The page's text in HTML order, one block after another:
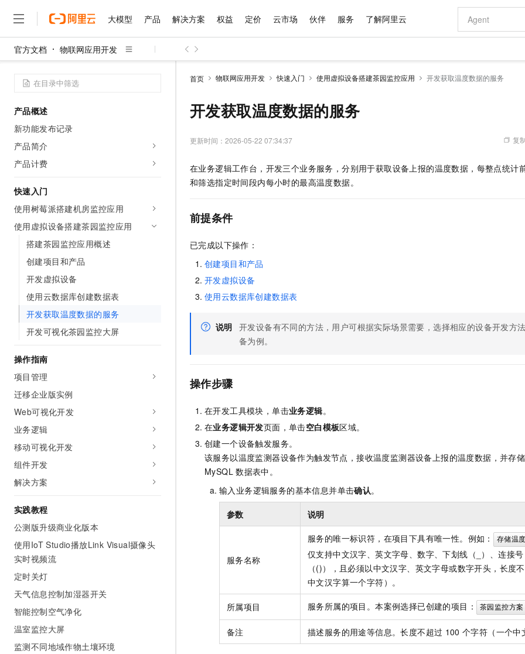
大模型 产品 解决方案 权益 定价 云市场 伙伴 服务 了解阿里云
官方文档 物联网应用开发
产品概述
新功能发布记录
产品简介
产品计费
快速入门
使用树莓派搭建机房监控应用
使用虚拟设备搭建茶园监控应用
搭建茶园监控应用概述
创建项目和产品
开发虚拟设备
使用云数据库创建数据表
开发获取温度数据的服务
开发可视化茶园监控大屏
操作指南
项目管理
迁移企业版实例
Web可视化开发
业务逻辑
移动可视化开发
组件开发
解决方案
实践教程
公测版升级商业化版本
使用IoT Studio播放Link Visual摄像头
实时视频流
定时关灯
天气信息控制加湿器开关
智能控制空气净化
温室监控大屏
监测不同地域作物土壤环境
首页 物联网应用开发 快速入门 使用虚拟设备搭建茶园监控应用 开发获取温度数据的服务
开发获取温度数据的服务
更新时间： 2026-05-22 07:34:37 复
在业务逻辑工作台，开发三个业务服务，分别用于获取设备上报的温度数据，每整点统计
和筛选指定时间段内每小时的最高温度数据。
前提条件
已完成以下操作：
创建项目和产品
开发虚拟设备
使用云数据库创建数据表
说明 开发设备有不同的方法，用户可根据实际场景需要，选择相应的设备开发方
备为例。
操作步骤
在开发工具模块，单击业务逻辑。
在业务逻辑开发页面，单击空白模板区域。
创建一个设备触发服务。
该服务以温度监测器设备作为触发节点，接收温度监测器设备上报的温度数据，并存
MySQL 数据表中。
输入业务逻辑服务的基本信息并单击确认。
参数 说明
服务名称
服务的唯一标识符，在项目下具有唯一性。例如： 存储温
仅支持中文汉字、英文字母、数字、下划线（_）、连接
（()），且必须以中文汉字、英文字母或数字开头，长度
中文汉字算一个字符）。
所属项目 服务所属的项目。本案例选择已创建的项目： 茶园监控方案
备注 描述服务的用途等信息。长度不超过 100 个字符（一个中
大模型
千问AI平台 大模型
Qwen3.8-Max HOT
Qwen3.7-Plus
Kimi-K3
大模型服务
千问AI平台-Token Plan NEW
在线体验全尺寸、多种模态的模型效果
Happy 系列大模型
新一代 AI 视频生成模型，深度适配广告营销等场景
大模型解决方案
快速部署 Dify，高效搭建 AI 应用
多种方案随心选，轻松解锁专属 DeepSeek
超强辅助，
产品
精选产品
容器
存储
网络与CDN
安全
中间件
媒体服务
企业服务与云通信
域名与网站
终端用户计算
Serverless
开发工具
迁移与运维管理
精选产品
大模型服务与应用平台
多元化、高性能、安全可靠的大模型服务
无影云电脑
随时随地安全接入的云上超级电脑
面向分析的企业级SaaS模式云数据仓库
提供智能易用的域名与建站服务
人工智能平台 PAI 大模型
一站式AI开发、训练和推理服务
Qoder
面向真实软件
解决方案
精选解决方案
大数据
现代化应用
安全
网络
可观测
上云与迁云
政企业务
精选解决方案
企业级Agent产品，直接交付可用成果
HappyHorse 打造一站式影视创作平台
可视化编排打通从文字构思到成片全链路闭环
上传文档即自动完成翻译和格式还原
Hermes Agent，打造自进化智能体
自主进化，持久记忆，越用越聪明
轻松解锁专
5 分钟轻松
权益 普惠上云
云服务器38元/年起，超值低价云产品抢先购
推荐新用户得奖励，单订单最高返9万
云工开物
高校专属算力普惠，学生认证享300元代金券
免费试用
最高领取价值200元试用点，立即开启云上创新
AI 产品 免费试用
1亿+ 大模型 tokens 和 30+ 款产品免费体验
产品新客免费试用，最长12个月
大模型ACA认证体验
助力企业全员 AI 认知与能力提升
AI 特惠
至高享 1亿+免费 tokens，加速 Al 应用落地
Token Plan 模型订阅计划 NEW
Qwen3.8-Max 首发尝鲜，限时加量 10 倍，夜间低至2折
AI 场景体
从图文生成
AI 广告创作
图文、视频一
定价 产品定价
了解云产品的定价详情
云上成本管理
管理和优化成本
价格计算器
自助选配和估算价格
价格优势
配置报价
云市场 精选商城
多端小程序
观测云
蓝凌 OA
畅捷通
Tableau 订阅
AI空中课堂在线直播课堂（旗舰版）
生态解决方案
开发者生态解决方案
数据与 API
手机三要素
OCR 文字识别
基础软件
JAVA
建站小程序
建站系统
伙伴 成为销售伙伴
咨询伙伴
销售伙伴合作计划
无影生态合作计划
Salesforce On Alibaba Cloud
AI 大模型销售与服务生态合作计划
成为产品伙伴
产品生态伙伴
产品伙伴
云网络合作
服务 售前咨询
售后服务
自助服务
在线服务
工单服务
短信专区
企业增值服务
专家技术服务
企业成长
服务实践
阿里云认证
信息公告
了解阿里云 为什么选择阿里云
技术领先
分析师报告
云开发大赛
入门学习赛
最佳实践
云上奥运之旅
看见新力量
市场活动